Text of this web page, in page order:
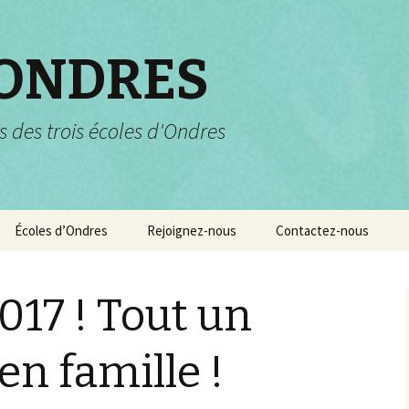
des trois écoles d'Ondres
Écoles d’Ondres
Garderie et centre de
loisirs
Rejoignez-nous Contactez-nous
! Tout un
famille !